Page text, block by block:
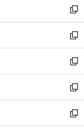
ド
ウ
で
開
く
ィ
ン
ド
ウ
で
開
く
い
ウ
ィ
ン
ド
ウ
で
開
く
新
し
い
ウ
ィ
ン
ド
ウ
で
開
新
し
い
ウ
ィ
ン
ド
ウ
新
し
い
ウ
ィ
ン
新
し
い
ウ
新
し